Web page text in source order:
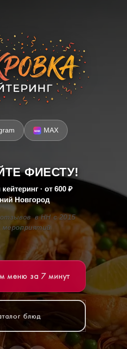
меню за 7 минут
блюд
MAX
ФИЕСТУ!
· от 600 ₽
Новгород
в НН с 2015
мероприятий